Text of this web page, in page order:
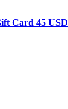
Card 45 USD